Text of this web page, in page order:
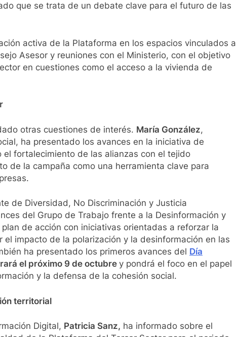
que se trata de un debate clave para el futuro de las
activa de la Plataforma en los espacios vinculados a
Asesor y reuniones con el Ministerio, con el objetivo
en cuestiones como el acceso a la vivienda de
otras cuestiones de interés. María González,
ha presentado los avances en la iniciativa de
el fortalecimiento de las alianzas con el tejido
de la campaña como una herramienta clave para
de Diversidad, No Discriminación y Justicia
del Grupo de Trabajo frente a la Desinformación y
de acción con iniciativas orientadas a reforzar la
el impacto de la polarización y la desinformación en las
ha presentado los primeros avances del Día
el próximo 9 de octubre y pondrá el foco en el papel
y la defensa de la cohesión social.
territorial
Digital, Patricia Sanz, ha informado sobre el